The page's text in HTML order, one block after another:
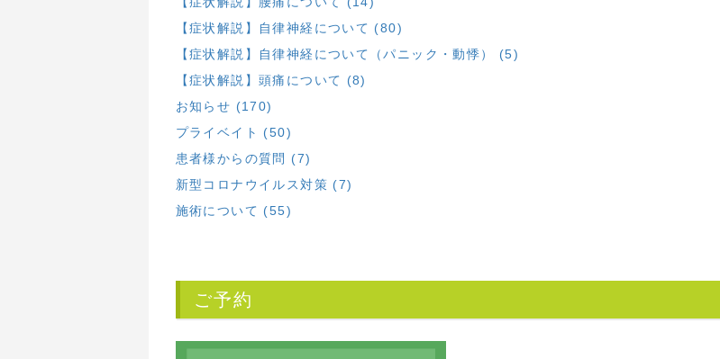
【症状解説】自律神経について (80)
【症状解説】自律神経について（パニック・動悸） (5)
【症状解説】頭痛について (8)
お知らせ (170)
プライベイト (50)
患者様からの質問 (7)
新型コロナウイルス対策 (7)
施術について (55)
ご予約